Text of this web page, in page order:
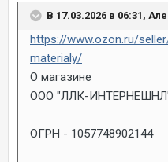
В 17.03.2026 в 06:31,
https://www.ozon.ru/
materialy/
О магазине
ООО "ЛЛК-
ОГРН - 1057748902144